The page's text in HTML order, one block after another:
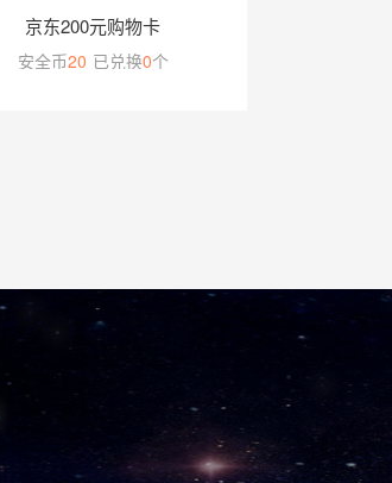
京东200元购物卡
安全币20 已兑换0个